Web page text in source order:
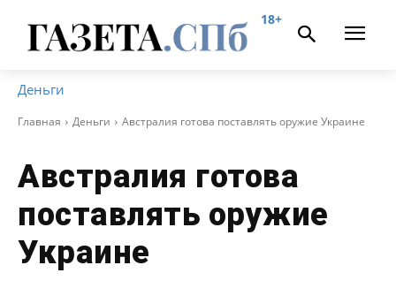
18+
Деньги
Главная Деньги Австралия готова поставлять оружие Украине
Австралия готова
поставлять оружие
Украине